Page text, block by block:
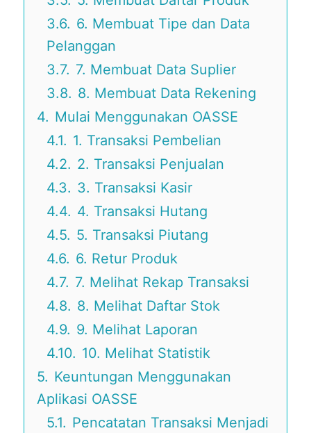
3.6. 6. Membuat Tipe dan Data
Pelanggan
3.7. 7. Membuat Data Suplier
3.8. 8. Membuat Data Rekening
4. Mulai Menggunakan OASSE
4.1. 1. Transaksi Pembelian
4.2. 2. Transaksi Penjualan
4.3. 3. Transaksi Kasir
4.4. 4. Transaksi Hutang
4.5. 5. Transaksi Piutang
4.6. 6. Retur Produk
4.7. 7. Melihat Rekap Transaksi
4.8. 8. Melihat Daftar Stok
4.9. 9. Melihat Laporan
4.10. 10. Melihat Statistik
5. Keuntungan Menggunakan
Aplikasi OASSE
5.1. Pencatatan Transaksi Menjadi